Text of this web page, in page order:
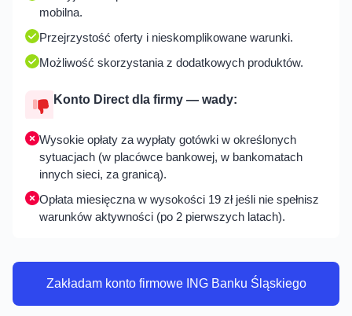
mobilna.
Przejrzystość oferty i nieskomplikowane warunki.
Możliwość skorzystania z dodatkowych produktów.
Konto Direct dla firmy — wady:
Wysokie opłaty za wypłaty gotówki w określonych
sytuacjach (w placówce bankowej, w bankomatach
innych sieci, za granicą).
Opłata miesięczna w wysokości 19 zł jeśli nie spełnisz
warunków aktywności (po 2 pierwszych latach).
Zakładam konto firmowe ING Banku Śląskiego